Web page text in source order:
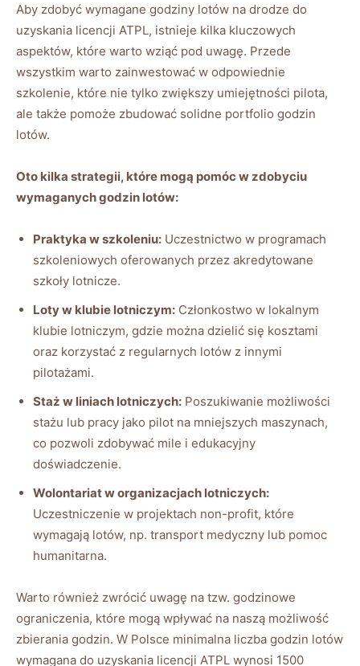
Aby zdobyć wymagane godziny lotów na drodze do
uzyskania licencji ATPL, istnieje kilka kluczowych
aspektów, które warto wziąć pod uwagę. Przede
wszystkim warto zainwestować w odpowiednie
szkolenie, które nie tylko zwiększy umiejętności pilota,
ale także pomoże zbudować solidne portfolio godzin
lotów.
Oto kilka strategii, które mogą pomóc w zdobyciu
wymaganych godzin lotów:
Praktyka w szkoleniu: Uczestnictwo w programach
szkoleniowych oferowanych przez akredytowane
szkoły lotnicze.
Loty w klubie lotniczym: Członkostwo w lokalnym
klubie lotniczym, gdzie można dzielić się kosztami
oraz korzystać z regularnych lotów z innymi
pilotażami.
Staż w liniach lotniczych: Poszukiwanie możliwości
stażu lub pracy jako pilot na mniejszych maszynach,
co pozwoli zdobywać mile i edukacyjny
doświadczenie.
Wolontariat w organizacjach lotniczych:
Uczestniczenie w projektach non-profit, które
wymagają lotów, np. transport medyczny lub pomoc
humanitarna.
Warto również zwrócić uwagę na tzw. godzinowe
ograniczenia, które mogą wpływać na naszą możliwość
zbierania godzin. W Polsce minimalna liczba godzin lotów
wymagana do uzyskania licencji ATPL wynosi 1500